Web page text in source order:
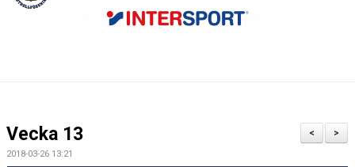
NYHETER
LÄNKAR
>
<
Vecka 13
2018-03-26 13:21